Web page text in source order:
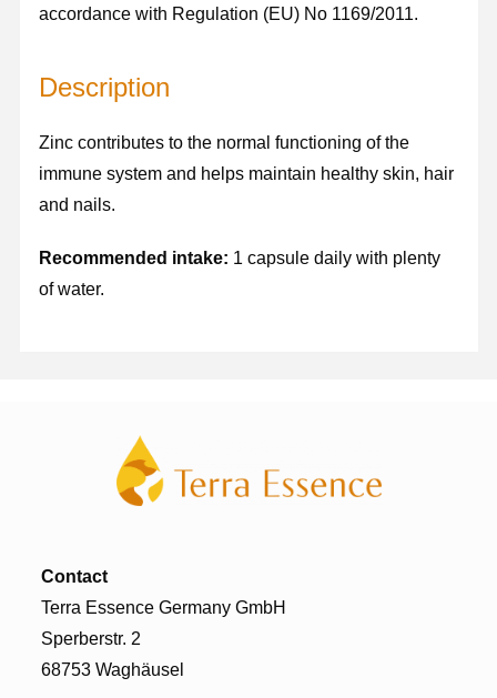
accordance with Regulation (EU) No 1169/2011.
Description
Zinc contributes to the normal functioning of the
immune system and helps maintain healthy skin, hair
and nails.
Recommended intake: 1 capsule daily with plenty
of water.
Contact
Terra Essence Germany GmbH
Sperberstr. 2
68753 Waghäusel